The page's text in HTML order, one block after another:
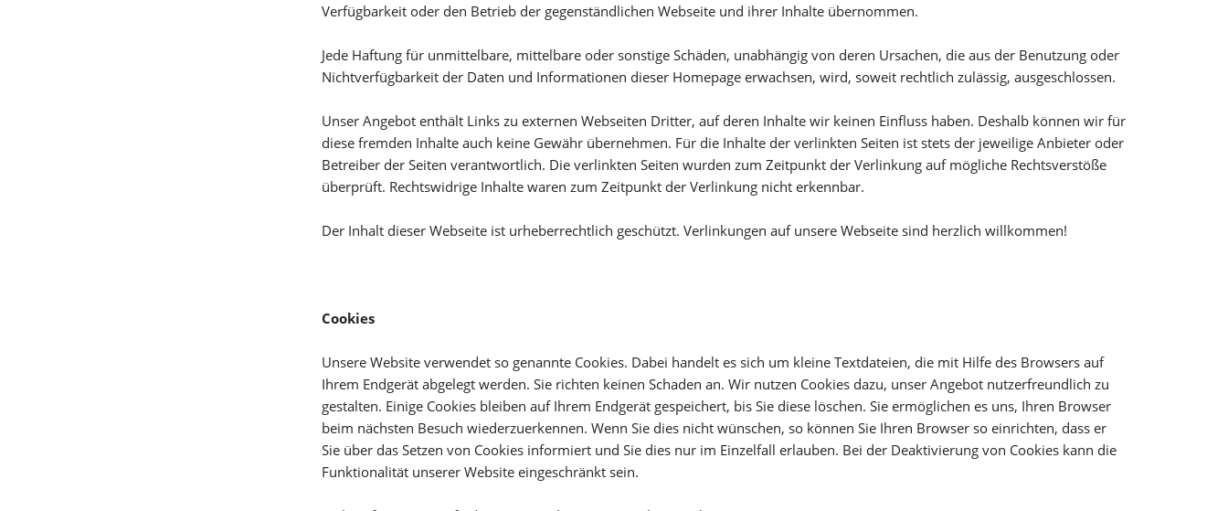
Verfügbarkeit oder den Betrieb der gegenständlichen Webseite und ihrer Inhalte übernommen.
Jede Haftung für unmittelbare, mittelbare oder sonstige Schäden, unabhängig von deren Ursachen, die aus der Benutzung oder
Nichtverfügbarkeit der Daten und Informationen dieser Homepage erwachsen, wird, soweit rechtlich zulässig, ausgeschlossen.
Unser Angebot enthält Links zu externen Webseiten Dritter, auf deren Inhalte wir keinen Einfluss haben. Deshalb können wir für
diese fremden Inhalte auch keine Gewähr übernehmen. Für die Inhalte der verlinkten Seiten ist stets der jeweilige Anbieter oder
Betreiber der Seiten verantwortlich. Die verlinkten Seiten wurden zum Zeitpunkt der Verlinkung auf mögliche Rechtsverstöße
überprüft. Rechtswidrige Inhalte waren zum Zeitpunkt der Verlinkung nicht erkennbar.
Der Inhalt dieser Webseite ist urheberrechtlich geschützt. Verlinkungen auf unsere Webseite sind herzlich willkommen!
Cookies
Unsere Website verwendet so genannte Cookies. Dabei handelt es sich um kleine Textdateien, die mit Hilfe des Browsers auf
Ihrem Endgerät abgelegt werden. Sie richten keinen Schaden an. Wir nutzen Cookies dazu, unser Angebot nutzerfreundlich zu
gestalten. Einige Cookies bleiben auf Ihrem Endgerät gespeichert, bis Sie diese löschen. Sie ermöglichen es uns, Ihren Browser
beim nächsten Besuch wiederzuerkennen. Wenn Sie dies nicht wünschen, so können Sie Ihren Browser so einrichten, dass er
Sie über das Setzen von Cookies informiert und Sie dies nur im Einzelfall erlauben. Bei der Deaktivierung von Cookies kann die
Funktionalität unserer Website eingeschränkt sein.